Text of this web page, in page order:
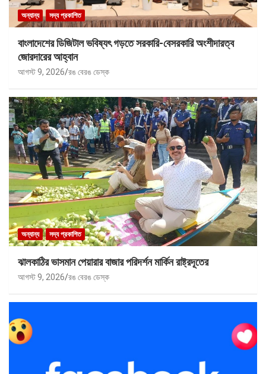
অন্যান্য সদ্য প্রকাশিত
বাংলাদেশের ডিজিটাল ভবিষ্যৎ গড়তে সরকারি-বেসরকারি অংশীদারত্ব
জোরদারের আহ্বান
আগস্ট 9, 2026 রঙ বেরঙ ডেস্ক
অন্যান্য সদ্য প্রকাশিত
ঝালকাঠির ভাসমান পেয়ারার বাজার পরিদর্শন মার্কিন রাষ্ট্রদূতের
আগস্ট 9, 2026 রঙ বেরঙ ডেস্ক